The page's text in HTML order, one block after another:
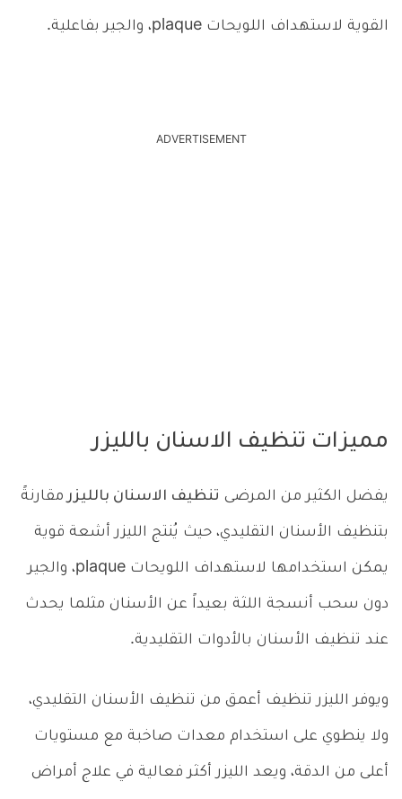
القوية لاستهداف اللويحات plaque، والجير بفاعلية.
ADVERTISEMENT
مميزات تنظيف الاسنان بالليزر
يفضل الكثير من المرضى تنظيف الاسنان بالليزر مقارنةً
بتنظيف الأسنان التقليدي، حيث يُنتج الليزر أشعة قوية
يمكن استخدامها لاستهداف اللويحات plaque، والجير
دون سحب أنسجة اللثة بعيداً عن الأسنان مثلما يحدث
عند تنظيف الأسنان بالأدوات التقليدية.
ويوفر الليزر تنظيف أعمق من تنظيف الأسنان التقليدي،
ولا ينطوي على استخدام معدات صاخبة مع مستويات
أعلى من الدقة، ويعد الليزر أكثر فعالية في علاج أمراض